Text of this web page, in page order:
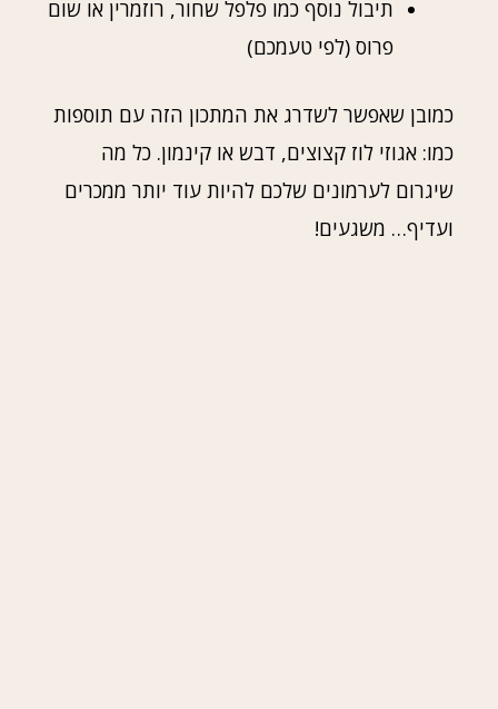
תיבול נוסף כמו פלפל שחור, רוזמרין או שום
פרוס (לפי טעמכם)
כמובן שאפשר לשדרג את המתכון הזה עם תוספות
כמו: אגוזי לוז קצוצים, דבש או קינמון. כל מה
שיגרום לערמונים שלכם להיות עוד יותר ממכרים
ועדיף… משגעים!